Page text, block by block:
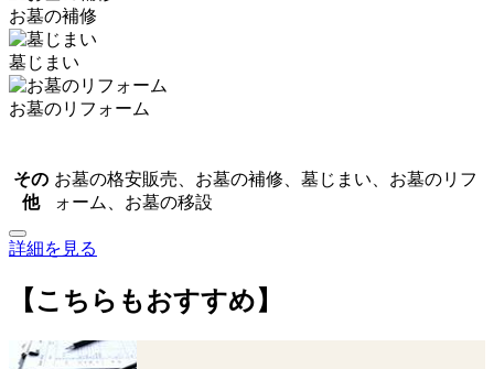
お墓の補修
墓じまい
お墓のリフォーム
その
他
お墓の格安販売、お墓の補修、墓じまい、お墓のリフ
ォーム、お墓の移設
詳細を見る
【こちらもおすすめ】